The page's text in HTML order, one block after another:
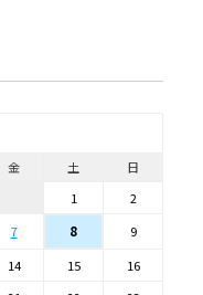
金 土
日
1
2
7 8
9
14 15
16